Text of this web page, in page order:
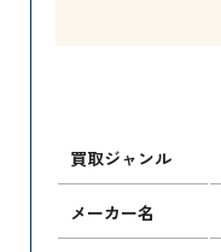
買取ジャンル
メーカー名